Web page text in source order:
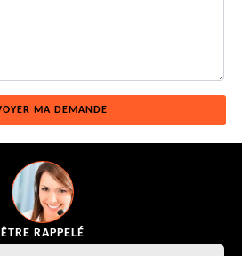
ÊTRE RAPPELÉ